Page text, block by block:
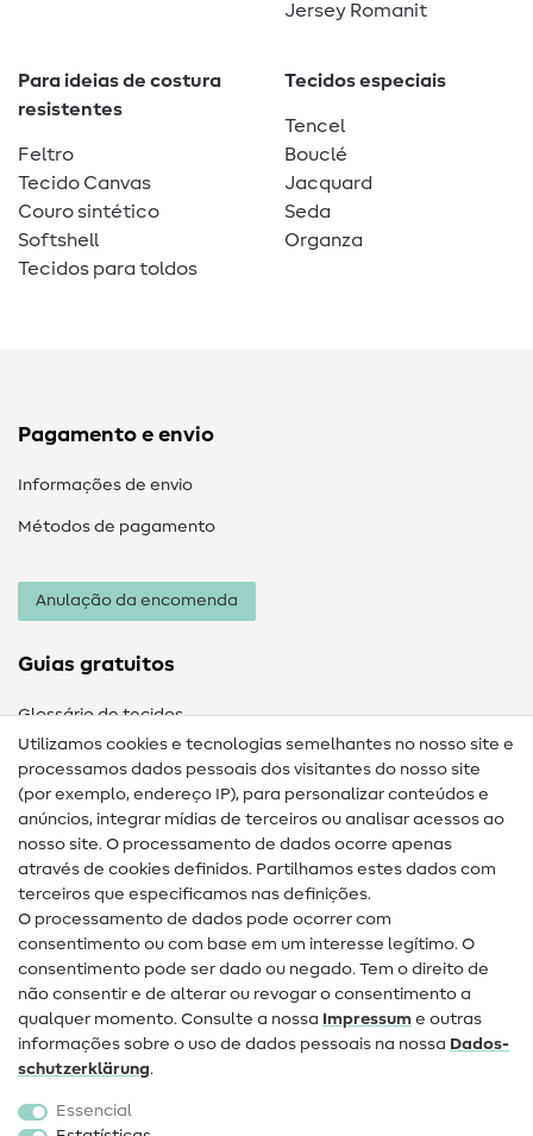
Jersey Romanit
Para ideias de costura
resistentes
Feltro
Tecido Canvas
Couro sintético
Softshell
Tecidos para toldos
Tecidos especiais
Tencel
Bouclé
Jacquard
Seda
Organza
Pagamento e envio
Informações de envio
Métodos de pagamento
Anulação da encomenda
Guias gratuitos
Glossário de tecidos
Guias de costura
Ajuda e contacto
Contacto
Mudança de proprietário
Perguntas frequentes (FAQ)
Direito de cancelamento
Popular
Tecidos
Utilizamos cookies e tecnologias semelhantes no nosso site e
processamos dados pessoais dos visitantes do nosso site
(por exemplo, endereço IP), para personalizar conteúdos e
anúncios, integrar mídias de terceiros ou analisar acessos ao
nosso site. O processamento de dados ocorre apenas
através de cookies definidos. Partilhamos estes dados com
terceiros que especificamos nas definições.
O processamento de dados pode ocorrer com
consentimento ou com base em um interesse legítimo. O
consentimento pode ser dado ou negado. Tem o direito de
não consentir e de alterar ou revogar o consentimento a
qualquer momento. Consulte a nossa Impressum e outras
informações sobre o uso de dados pessoais na nossa Dados­
schutz­erklärung.
Essencial